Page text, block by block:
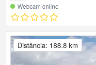
Webcam online
Distância: 188.8 km